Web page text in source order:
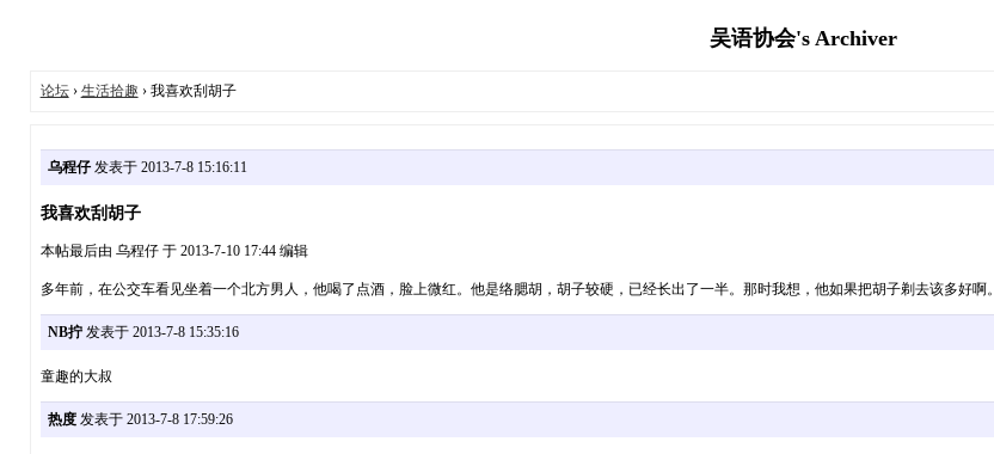
吴语协会's Archiver
论坛› 生活拾趣 › 我喜欢刮胡子
乌程仔发表于 2013-7-8 15:16:11
我喜欢刮胡子
本帖最后由 乌程仔 于 2013-7-10 17:44 编辑
多年前，在公交车看见坐着一个北方男人，他喝了点酒，脸上微红。他是络腮胡，胡子较硬，已经长出了一半。那时我想，他如果把胡子剃去该多好啊。
NB拧发表于 2013-7-8 15:35:16
童趣的大叔
热度发表于 2013-7-8 17:59:26